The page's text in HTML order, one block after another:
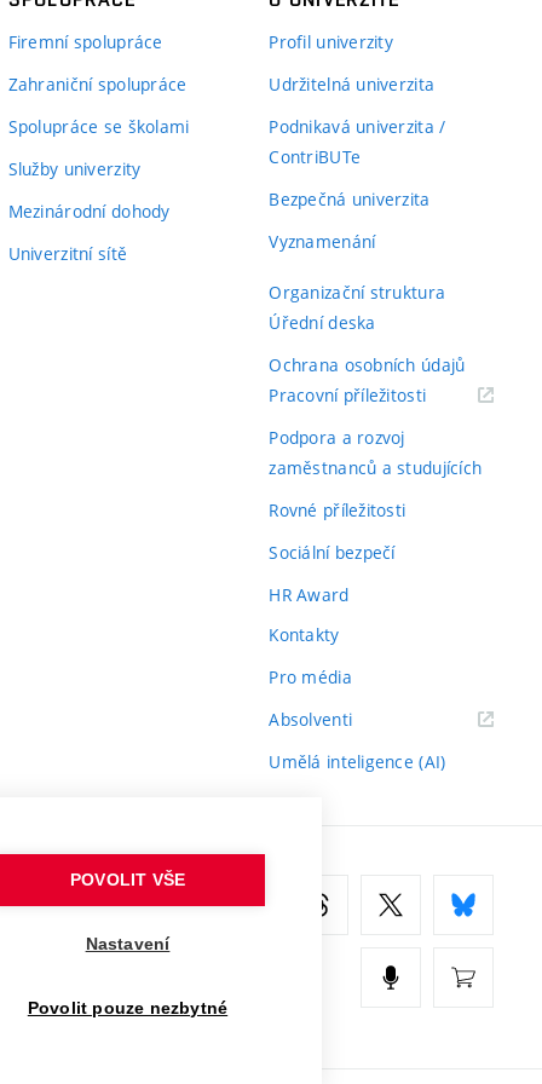
Firemní spolupráce
Zahraniční spolupráce
Spolupráce se školami
Služby univerzity
Mezinárodní dohody
Univerzitní sítě
Profil univerzity
Udržitelná univerzita
Podnikavá univerzita /
ContriBUTe
Bezpečná univerzita
Vyznamenání
Organizační struktura
Úřední deska
Ochrana osobních údajů
Pracovní příležitosti(externí
Podpora a rozvoj
zaměstnanců a studujících
Rovné příležitosti
Sociální bezpečí
HR Award
Kontakty
Pro média
Absolventi(externí
Umělá inteligence (AI)
POVOLIT VŠE
Nastavení
Povolit pouze nezbytné